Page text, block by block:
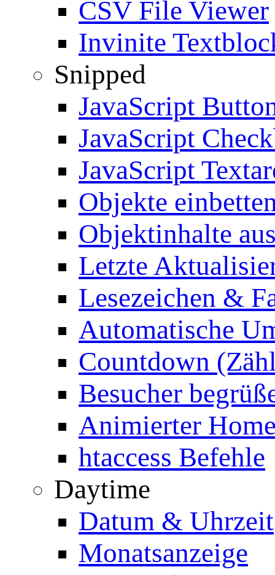
CSV File Viewer
Invinite
Snipped
JavaScript
JavaScript
JavaScript
Objekte
Objektinhalte
Letzte
Lesezeichen &
Automatische
Countdown
Besucher
Animierter
htaccess Befehle
Daytime
Datum & Uhrzeit
Monatsanzeige